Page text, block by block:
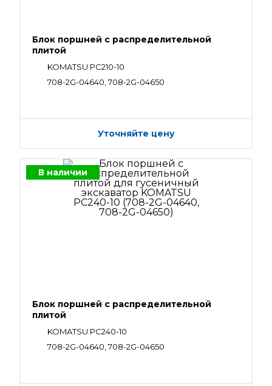
Блок поршней c распределительной
плитой
KOMATSU PC210-10
708-2G-04640, 708-2G-04650
Уточняйте цену
В наличии
Блок поршней c распределительной
плитой
KOMATSU PC240-10
708-2G-04640, 708-2G-04650